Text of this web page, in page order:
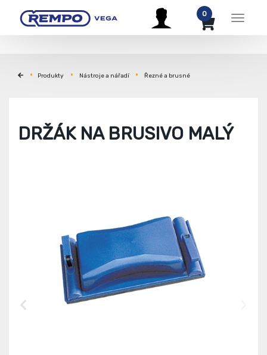
Menu
0
Produkty Nástroje a nářadí Řezné a brusné
DRŽÁK NA BRUSIVO MALÝ